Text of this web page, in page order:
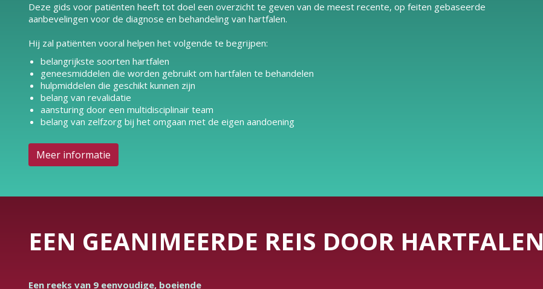
Deze gids voor patiënten heeft tot doel een overzicht te geven van de meest recente, op feiten gebaseerde
aanbevelingen voor de diagnose en behandeling van hartfalen.
Hij zal patiënten vooral helpen het volgende te begrijpen:
belangrijkste soorten hartfalen
geneesmiddelen die worden gebruikt om hartfalen te behandelen
hulpmiddelen die geschikt kunnen zijn
belang van revalidatie
aansturing door een multidisciplinair team
belang van zelfzorg bij het omgaan met de eigen aandoening
Meer informatie
EEN GEANIMEERDE REIS DOOR HARTFALEN
Een reeks van 9 eenvoudige, boeiende